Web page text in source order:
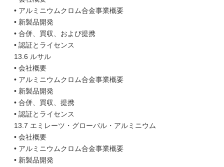
• アルミニウムクロム合金事業概要
• 新製品開発
• 合併、買収、および提携
• 認証とライセンス
13.6 ルサル
• 会社概要
• アルミニウムクロム合金事業概要
• 新製品開発
• 合併、買収、提携
• 認証とライセンス
13.7 エミレーツ・グローバル・アルミニウム
• 会社概要
• アルミニウムクロム合金事業概要
• 新製品開発